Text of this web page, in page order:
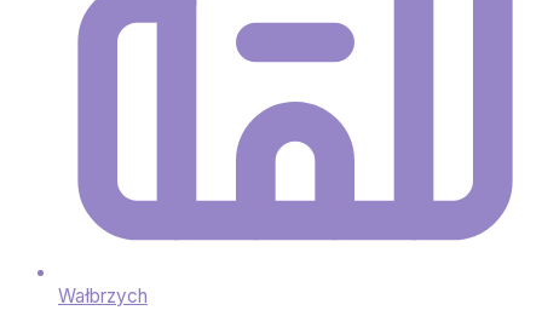
Wałbrzych